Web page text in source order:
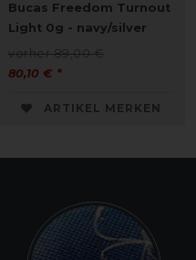
Bucas Freedom Turnout
Light 0g - navy/silver
vorher 89,00 €
80,10 € *
ARTIKEL MERKEN